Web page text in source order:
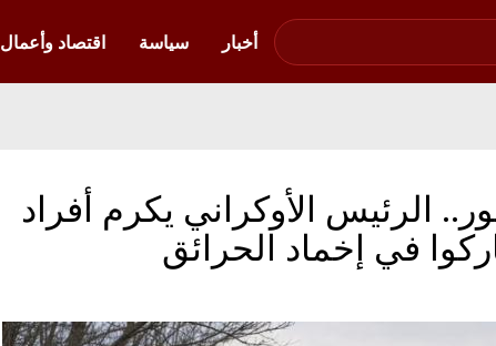
أخبار
سياسة اقتصاد وأعمال
الرئيس الأوكراني يكرم أفراد
في إخماد الحرائق